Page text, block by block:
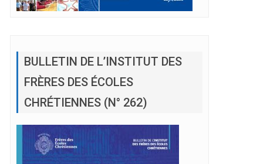
BULLETIN DE L’INSTITUT DES
FRÈRES DES ÉCOLES
CHRÉTIENNES (N° 262)